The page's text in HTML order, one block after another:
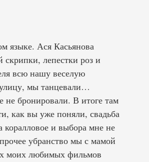
языке. Ася Касьянова
лепестки роз и
всю нашу веселую
мы танцевали…
бронировали. В итоге там
как вы уже поняли, свадьба
коралловое и выбора мне не
убранство мы с мамой
моих любимых фильмов